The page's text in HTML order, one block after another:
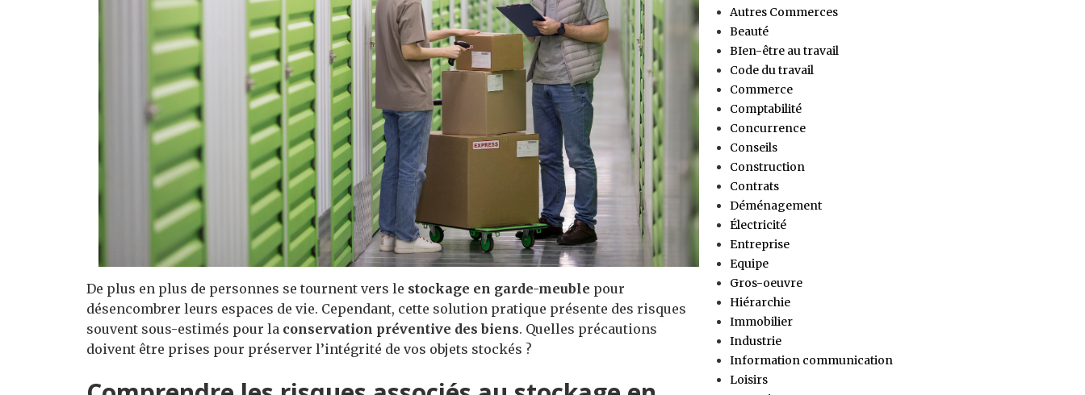
De plus en plus de personnes se tournent vers le stockage en garde-meuble pour
désencombrer leurs espaces de vie. Cependant, cette solution pratique présente des risques
souvent sous-estimés pour la conservation préventive des biens. Quelles précautions
doivent être prises pour préserver l’intégrité de vos objets stockés ?
Autres Commerces
Beauté
BIen-être au travail
Code du travail
Commerce
Comptabilité
Concurrence
Conseils
Construction
Contrats
Déménagement
Électricité
Entreprise
Equipe
Gros-oeuvre
Hiérarchie
Immobilier
Industrie
Information communication
Loisirs